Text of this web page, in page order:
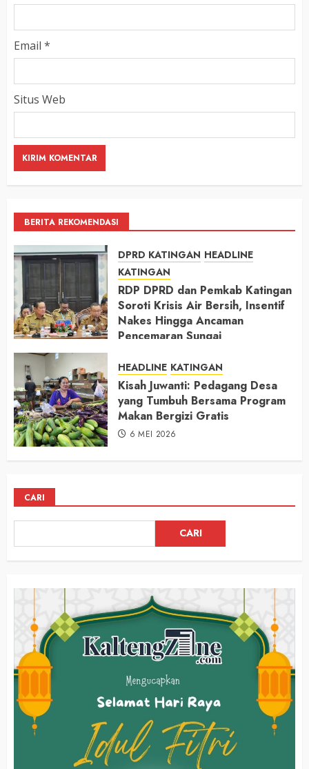
Email *
Situs Web
BERITA REKOMENDASI
DPRD KATINGAN HEADLINE
KATINGAN
RDP DPRD dan Pemkab Katingan
Soroti Krisis Air Bersih, Insentif
Nakes Hingga Ancaman
Pencemaran Sungai
HEADLINE KATINGAN
Kisah Juwanti: Pedagang Desa
yang Tumbuh Bersama Program
Makan Bergizi Gratis
6 MEI 2026
CARI
CARI